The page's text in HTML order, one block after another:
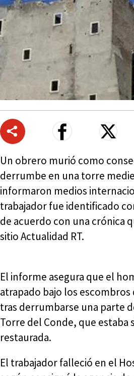
Un obrero murió como
derrumbe en una torre
informaron medios
trabajador fue identificado
de acuerdo con una crónica
sitio Actualidad RT.
El informe asegura que el
atrapado bajo los escombros
tras derrumbarse una parte
Torre del Conde, que estaba
restaurada.
El trabajador falleció en el